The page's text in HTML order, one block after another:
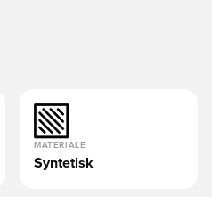
MATERIALE
Syntetisk